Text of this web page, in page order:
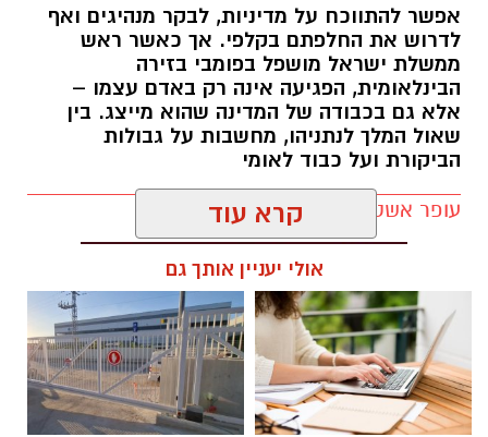
הפגנות הענק היום, ששיבשו את סדר היום של
מאות אלפי אזרחים, העלו אצלי שאלה
אם הציבור החרדי יודע להתגייס בהמוניו להפגנות,
להישמע להוראות, להתארגן במהירות, לפעול יחד
למען מטרה משותפת, לתמוך אחד בשני, להתלבש
באופן אחיד ולהישמע לסמכות רבנית איך אפשר
לטעון שהמסגרת הצבאית אינה מתאימה לו?
אותם אנשים שיודעים להתייצב כשקוראים להם,
לצאת לרחובות במספרים עצומים, לפעול
במשמעת, באחדות ובנחישות, ולבצע משימות למען
מטרה שהם מאמינים בה מוכיחים בפועל שיש להם
את כל היכולות הנדרשות להשתלבות במסגרת
צבאית.
אפשר להתווכח על מדיניות, לבקר מנהיגים ואף
לדרוש את החלפתם בקלפי. אך כאשר ראש
ממשלת ישראל מושפל בפומבי בזירה
הבינלאומית, הפגיעה אינה רק באדם עצמו –
אלא גם בכבודה של המדינה שהוא מייצג. בין
שאול המלך לנתניהו, מחשבות על גבולות
הביקורת ועל כבוד לאומי
עופר אשטוקר / 21:23 21.06.26
תגים:בנימין נתניהו, דונלד טראמפ מדינת ישראל
קרא עוד
אולי יעניין אותך גם